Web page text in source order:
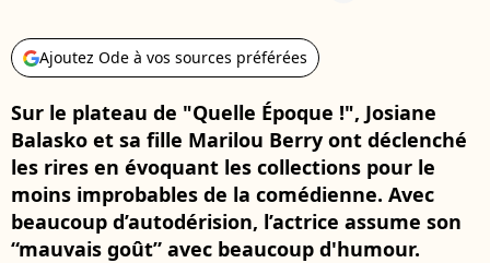
Ajoutez Ode à vos sources préférées
Sur le plateau de "Quelle Époque !", Josiane
Balasko et sa fille Marilou Berry ont déclenché
les rires en évoquant les collections pour le
moins improbables de la comédienne. Avec
beaucoup d’autodérision, l’actrice assume son
“mauvais goût” avec beaucoup d'humour.